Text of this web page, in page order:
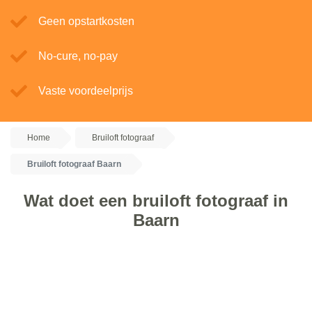
Geen opstartkosten
No-cure, no-pay
Vaste voordeelprijs
Home Bruiloft fotograaf
Bruiloft fotograaf Baarn
Wat doet een bruiloft fotograaf in
Baarn